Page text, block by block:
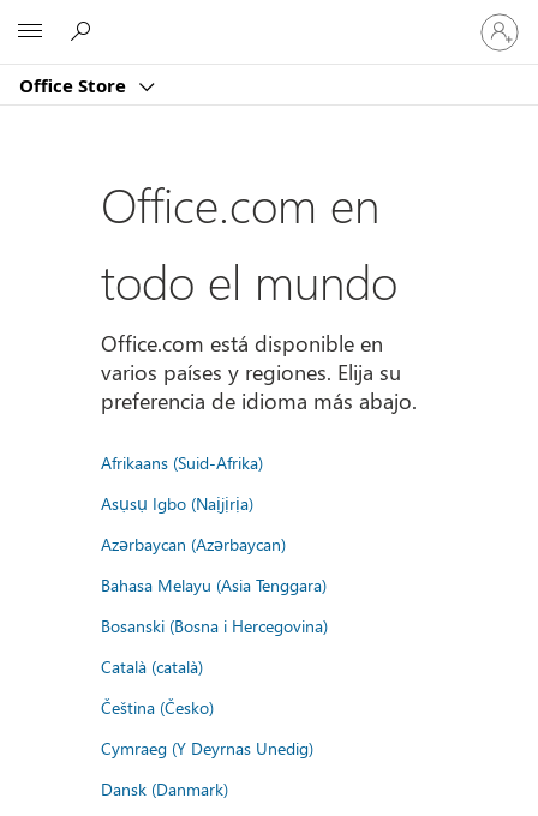
Office Store
Iniciar
sesión
en
cuenta
Office.com en
todo el mundo
Office.com está disponible en
varios países y regiones. Elija su
preferencia de idioma más abajo.
Afrikaans (Suid-Afrika)
Asụsụ Igbo (Naịjịrịa)
Azərbaycan (Azərbaycan)
Bahasa Melayu (Asia Tenggara)
Bosanski (Bosna i Hercegovina)
Català (català)
Čeština (Česko)
Cymraeg (Y Deyrnas Unedig)
Dansk (Danmark)